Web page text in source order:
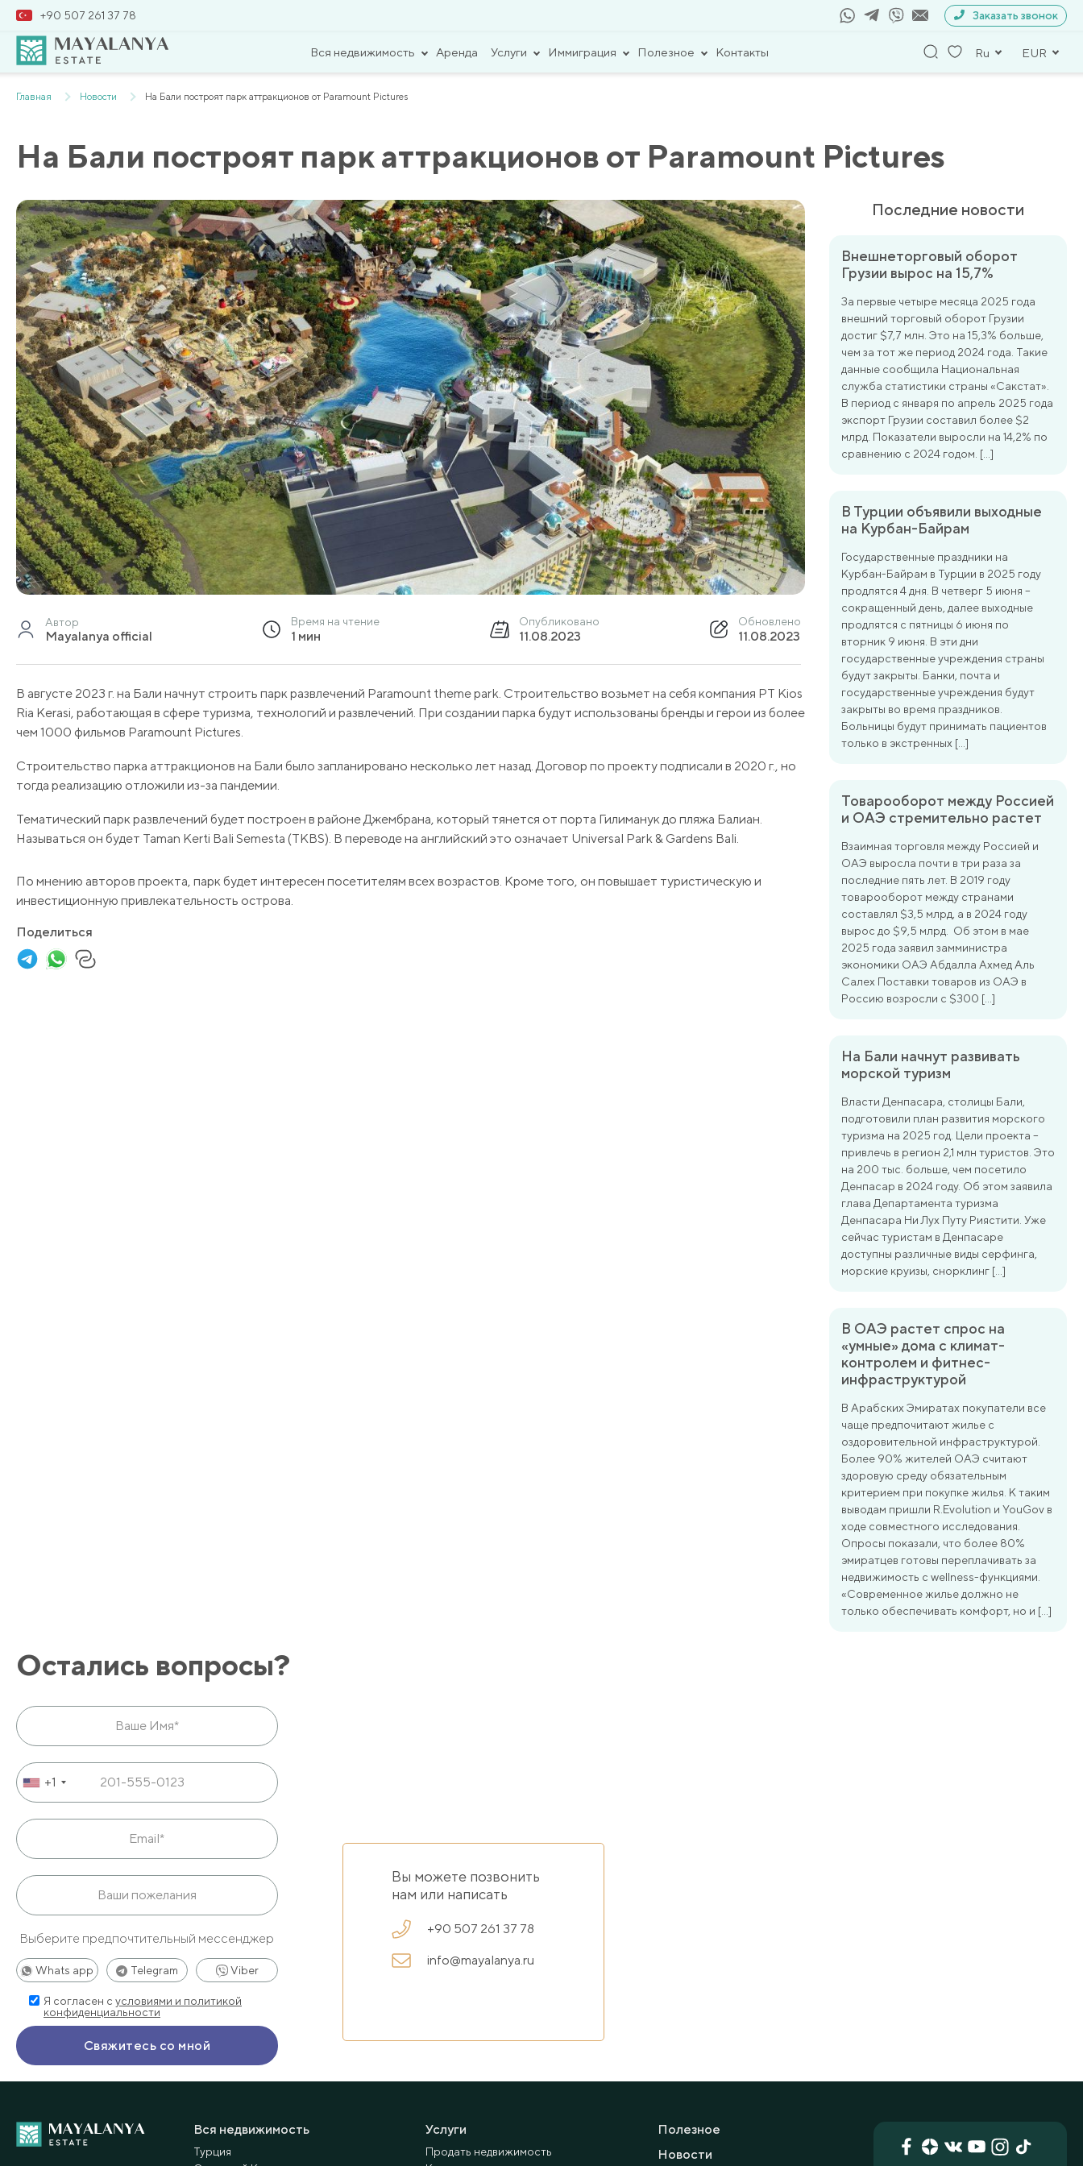
+90 507 261 37 78 Заказать звонок
Вся недвижимость Аренда Услуги Иммиграция Полезное Контакты Ru EUR
Главная Новости На Бали построят парк аттракционов от Paramount Pictures
На Бали построят парк аттракционов от Paramount Pictures
Автор
Mayalanya official
Время на чтение
1 мин
Опубликовано
11.08.2023
Обновлено
11.08.2023
В августе 2023 г. на Бали начнут строить парк развлечений Paramount theme park. Строительство возьмет на себя компания PT Kios
Ria Kerasi, работающая в сфере туризма, технологий и развлечений. При создании парка будут использованы бренды и герои из более
чем 1000 фильмов Paramount Pictures.
Строительство парка аттракционов на Бали было запланировано несколько лет назад. Договор по проекту подписали в 2020 г., но
тогда реализацию отложили из-за пандемии.
Тематический парк развлечений будет построен в районе Джембрана, который тянется от порта Гилиманук до пляжа Балиан.
Называться он будет Taman Kerti Bali Semesta (TKBS). В переводе на английский это означает Universal Park & Gardens Bali.
По мнению авторов проекта, парк будет интересен посетителям всех возрастов. Кроме того, он повышает туристическую и
инвестиционную привлекательность острова.
Поделиться
Последние новости
Внешнеторговый оборот
Грузии вырос на 15,7%
За первые четыре месяца 2025 года
внешний торговый оборот Грузии
достиг $7,7 млн. Это на 15,3% больше,
чем за тот же период 2024 года. Такие
данные сообщила Национальная
служба статистики страны «Сакстат».
В период с января по апрель 2025 года
экспорт Грузии составил более $2
млрд. Показатели выросли на 14,2% по
сравнению с 2024 годом. […]
В Турции объявили выходные
на Курбан-Байрам
Государственные праздники на
Курбан-Байрам в Турции в 2025 году
продлятся 4 дня. В четверг 5 июня –
сокращенный день, далее выходные
продлятся с пятницы 6 июня по
вторник 9 июня. В эти дни
государственные учреждения страны
будут закрыты. Банки, почта и
государственные учреждения будут
закрыты во время праздников.
Больницы будут принимать пациентов
только в экстренных […]
Товарооборот между Россией
и ОАЭ стремительно растет
Взаимная торговля между Россией и
ОАЭ выросла почти в три раза за
последние пять лет. В 2019 году
товарооборот между странами
составлял $3,5 млрд, а в 2024 году
вырос до $9,5 млрд. Об этом в мае
2025 года заявил замминистра
экономики ОАЭ Абдалла Ахмед Аль
Салех Поставки товаров из ОАЭ в
Россию возросли с $300 […]
На Бали начнут развивать
морской туризм
Власти Денпасара, столицы Бали,
подготовили план развития морского
туризма на 2025 год. Цели проекта –
привлечь в регион 2,1 млн туристов. Это
на 200 тыс. больше, чем посетило
Денпасар в 2024 году. Об этом заявила
глава Департамента туризма
Денпасара Ни Лух Путу Риястити. Уже
сейчас туристам в Денпасаре
доступны различные виды серфинга,
морские круизы, снорклинг […]
В ОАЭ растет спрос на
«умные» дома с климат-
контролем и фитнес-
инфраструктурой
В Арабских Эмиратах покупатели все
чаще предпочитают жилье с
оздоровительной инфраструктурой.
Более 90% жителей ОАЭ считают
здоровую среду обязательным
критерием при покупке жилья. К таким
выводам пришли R.Evolution и YouGov в
ходе совместного исследования.
Опросы показали, что более 80%
эмиратцев готовы переплачивать за
недвижимость с wellness-функциями.
«Современное жилье должно не
только обеспечивать комфорт, но и […]
Остались вопросы?
+1
Выберите предпочтительный мессенджер
Whats app Telegram Viber
Я согласен с условиями и политикой
конфиденциальности
Вы можете позвонить
нам или написать
+90 507 261 37 78
info@mayalanya.ru
Вся недвижимость
Турция
Услуги
Продать недвижимость
Полезное
Новости